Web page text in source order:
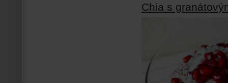
Chia s